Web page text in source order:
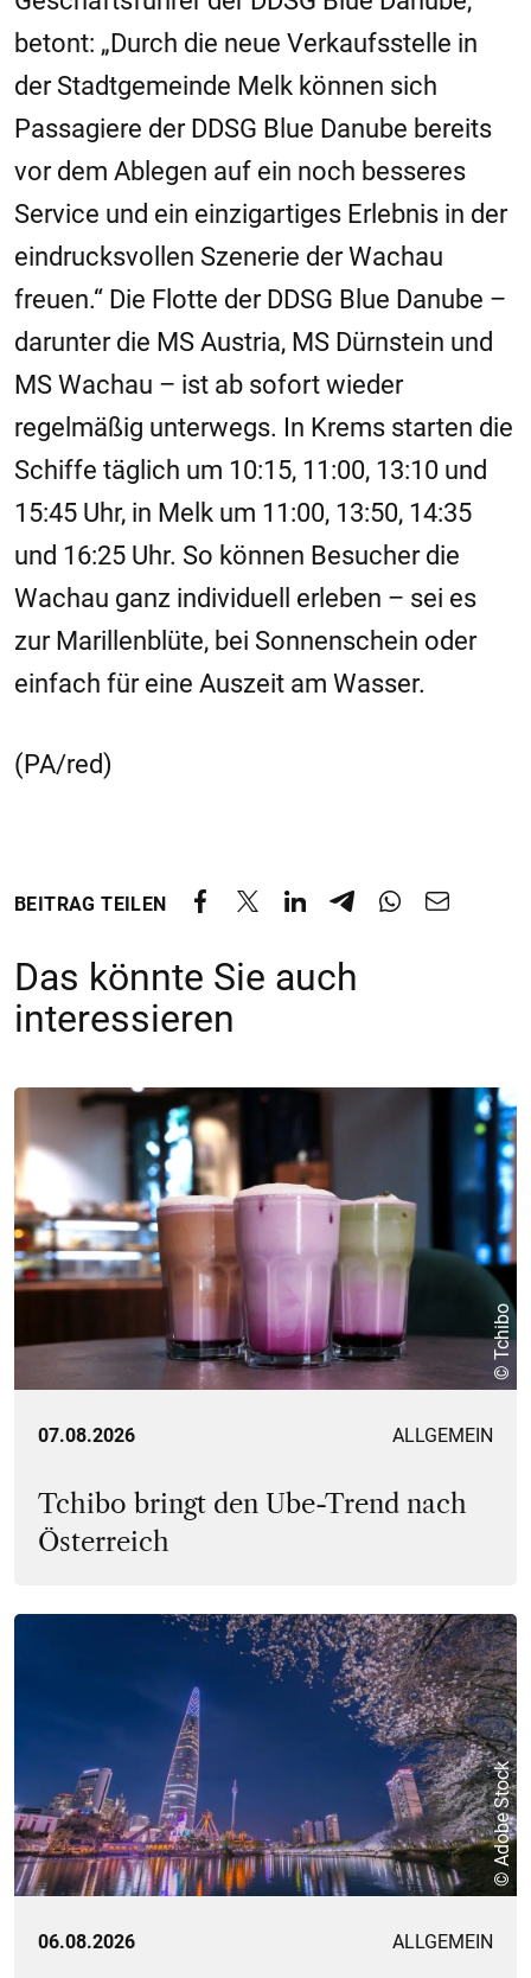
betont: „Durch die neue Verkaufsstelle in
der Stadtgemeinde Melk können sich
Passagiere der DDSG Blue Danube bereits
vor dem Ablegen auf ein noch besseres
Service und ein einzigartiges Erlebnis in der
eindrucksvollen Szenerie der Wachau
freuen.“ Die Flotte der DDSG Blue Danube –
darunter die MS Austria, MS Dürnstein und
MS Wachau – ist ab sofort wieder
regelmäßig unterwegs. In Krems starten die
Schiffe täglich um 10:15, 11:00, 13:10 und
15:45 Uhr, in Melk um 11:00, 13:50, 14:35
und 16:25 Uhr. So können Besucher die
Wachau ganz individuell erleben – sei es
zur Marillenblüte, bei Sonnenschein oder
einfach für eine Auszeit am Wasser.
(PA/red)
BEITRAG TEILEN
Das könnte Sie auch
interessieren
© Tchibo
07.08.2026 ALLGEMEIN
Tchibo bringt den Ube-Trend nach
Österreich
© Adobe Stock
06.08.2026 ALLGEMEIN